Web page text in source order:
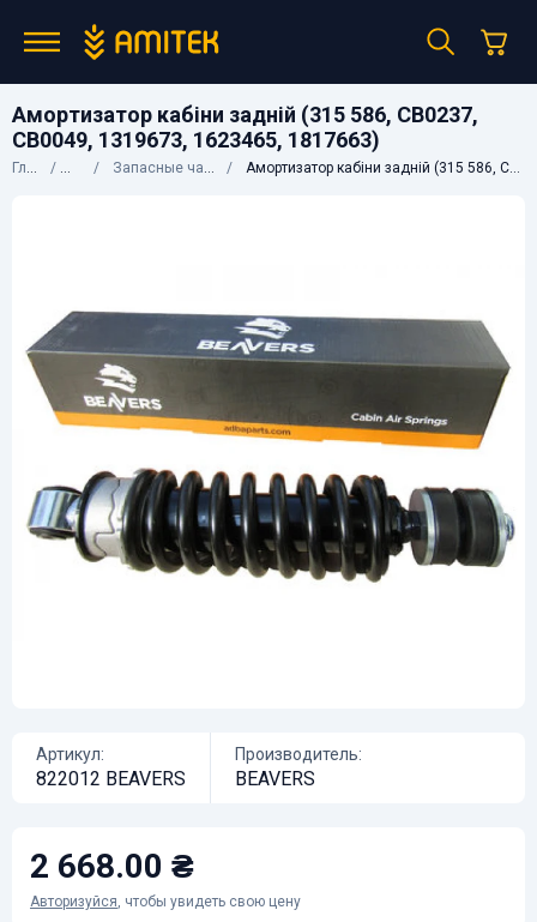
Амортизатор кабіни задній (315 586, CB0237,
CB0049, 1319673, 1623465, 1817663)
Главная КаталогЗапасные части к грузовым авто Амортизатор кабіни задній (315 586, CB0237, CB0049, 1319673, 1623465, 1817663)
Артикул:
822012 BEAVERS
Производитель:
BEAVERS
2 668.00 ₴
Авторизуйся, чтобы увидеть свою цену